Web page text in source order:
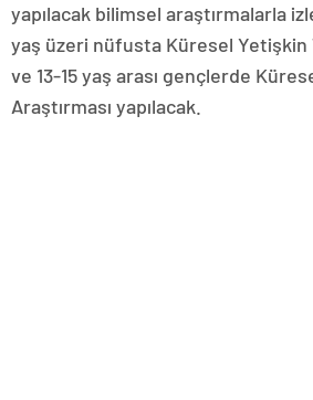
yapılacak bilimsel araştırmalarla
yaş üzeri nüfusta Küresel Yetişkin
ve 13-15 yaş arası gençlerde
Araştırması yapılacak.